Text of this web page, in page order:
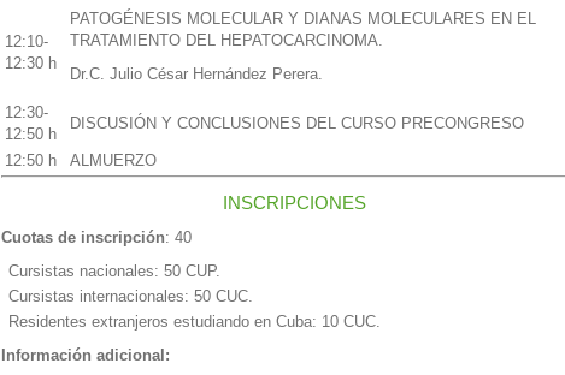
12:10-
12:30 h
PATOGÉNESIS MOLECULAR Y DIANAS MOLECULARES EN EL
TRATAMIENTO DEL HEPATOCARCINOMA.
Dr.C. Julio César Hernández Perera.
12:30-
12:50 h
DISCUSIÓN Y CONCLUSIONES DEL CURSO PRECONGRESO
12:50 h ALMUERZO
INSCRIPCIONES
Cuotas de inscripción: 40
Cursistas nacionales: 50 CUP.
Cursistas internacionales: 50 CUC.
Residentes extranjeros estudiando en Cuba: 10 CUC.
Información adicional: